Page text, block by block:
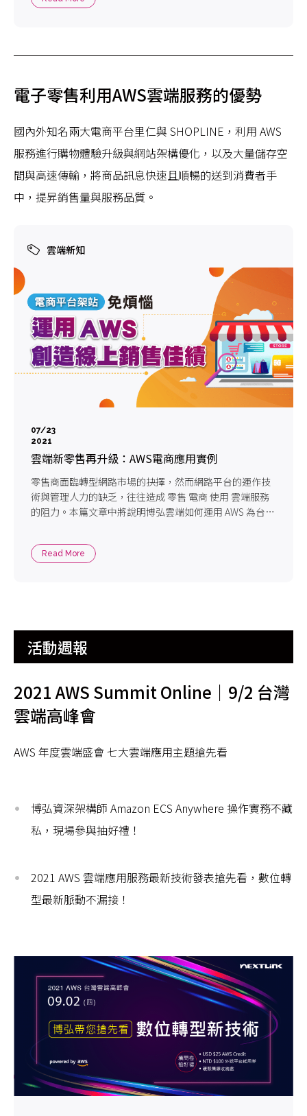
電子零售利用AWS雲端服務的優勢
國內外知名兩大電商平台里仁與 SHOPLINE，利用 AWS
服務進行購物體驗升級與網站架構優化，以及大量儲存空
間與高速傳輸，將商品訊息快速且順暢的送到消費者手
中，提昇銷售量與服務品質。
雲端新知
07/23
2021
雲端新零售再升級：AWS電商應用實例
零售商面臨轉型網路市場的抉擇，然而網路平台的運作技
術與管理人力的缺乏，往往造成 零售 電商 使用 雲端服務
的阻力。本篇文章中將說明博弘雲端如何運用 AWS 為台灣
「SHOPLINE」透過AWS成為亞洲知名線上銷售平台的精采
案例。
Read More
活動週報
2021 AWS Summit Online｜9/2 台灣
雲端高峰會
AWS 年度雲端盛會 七大雲端應用主題搶先看
博弘資深架構師 Amazon ECS Anywhere 操作實務不藏
私，現場參與抽好禮！
2021 AWS 雲端應用服務最新技術發表搶先看，數位轉
型最新脈動不漏接！